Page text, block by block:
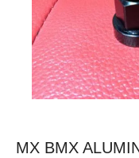
MX BMX